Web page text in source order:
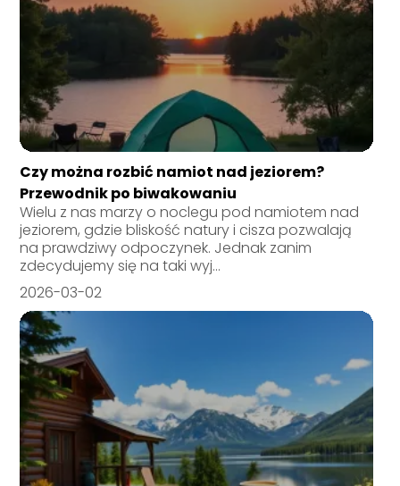
Czy można rozbić namiot nad jeziorem?
Przewodnik po biwakowaniu
Wielu z nas marzy o noclegu pod namiotem nad
jeziorem, gdzie bliskość natury i cisza pozwalają
na prawdziwy odpoczynek. Jednak zanim
zdecydujemy się na taki wyj...
2026-03-02